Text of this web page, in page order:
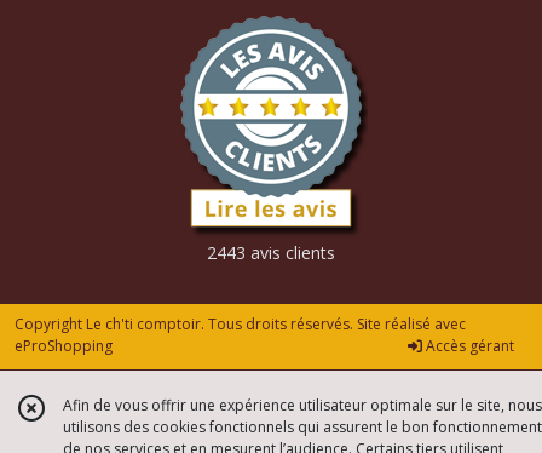
2443 avis clients
Copyright Le ch'ti comptoir. Tous droits réservés. Site réalisé avec
eProShopping
Accès gérant
Afin de vous offrir une expérience utilisateur optimale sur le site, nous
utilisons des cookies fonctionnels qui assurent le bon fonctionnement
de nos services et en mesurent l’audience. Certains tiers utilisent